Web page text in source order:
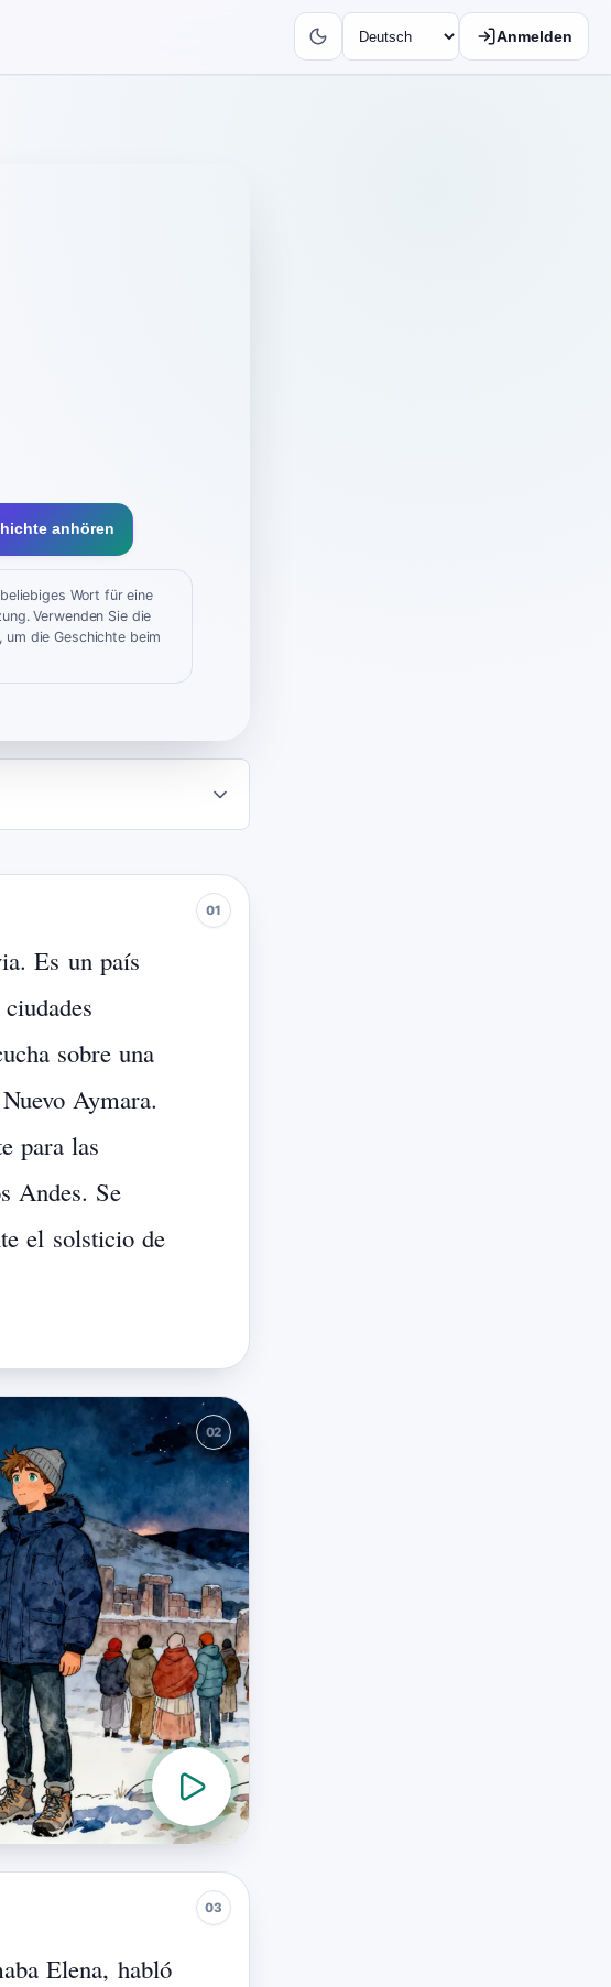
Anmelden
anhören
Wort für eine
Verwenden Sie die
die Geschichte beim
Es un país
ciudades
sobre una
Nuevo Aymara.
para las
Andes. Se
el solsticio de
Elena, habló